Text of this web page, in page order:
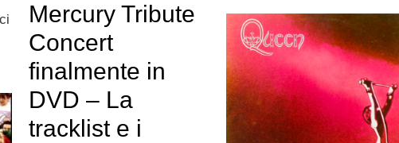
Mercury Tribute
Concert
finalmente in
DVD – La
tracklist e i